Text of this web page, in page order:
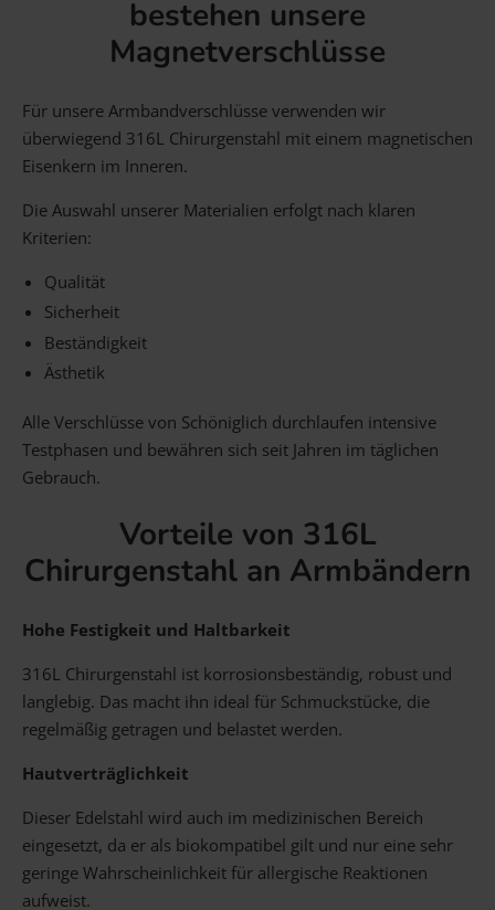
bestehen unsere
Magnetverschlüsse
Für unsere Armbandverschlüsse verwenden wir
überwiegend 316L Chirurgenstahl mit einem magnetischen
Eisenkern im Inneren.
Die Auswahl unserer Materialien erfolgt nach klaren
Kriterien:
Qualität
Sicherheit
Beständigkeit
Ästhetik
Alle Verschlüsse von Schöniglich durchlaufen intensive
Testphasen und bewähren sich seit Jahren im täglichen
Gebrauch.
Vorteile von 316L
Chirurgenstahl an Armbändern
Hohe Festigkeit und Haltbarkeit
316L Chirurgenstahl ist korrosionsbeständig, robust und
langlebig. Das macht ihn ideal für Schmuckstücke, die
regelmäßig getragen und belastet werden.
Hautverträglichkeit
Dieser Edelstahl wird auch im medizinischen Bereich
eingesetzt, da er als biokompatibel gilt und nur eine sehr
geringe Wahrscheinlichkeit für allergische Reaktionen
aufweist.